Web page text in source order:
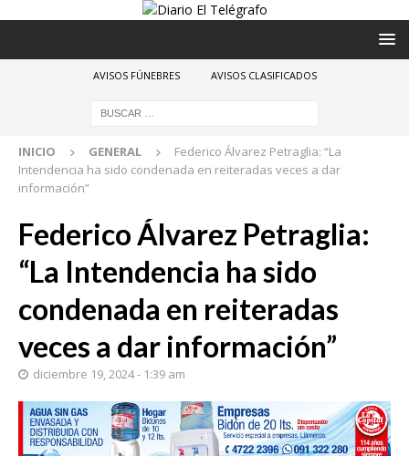
AVISOS FÚNEBRES AVISOS CLASIFICADOS
INICIO GENERAL
Federico Álvarez Petraglia: “La
Intendencia ha sido condenada en reiteradas veces a dar
información”
Federico Álvarez Petraglia:
“La Intendencia ha sido
condenada en reiteradas
veces a dar información”
diciembre 19, 2024 - 1:39 am